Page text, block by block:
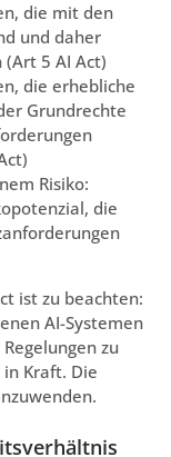
die mit den
und daher
5 AI Act)
die erhebliche
Grundrechte
Risiko:
die
ist zu beachten:
AI-Systemen
zu
Kraft. Die